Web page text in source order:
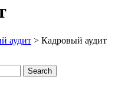
аудит > Кадровый аудит
Search